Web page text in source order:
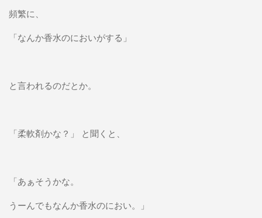
頻繁に、
「なんか香水のにおいがする」
と言われるのだとか。
「柔軟剤かな？」 と聞くと、
「あぁそうかな。
うーんでもなんか香水のにおい。」